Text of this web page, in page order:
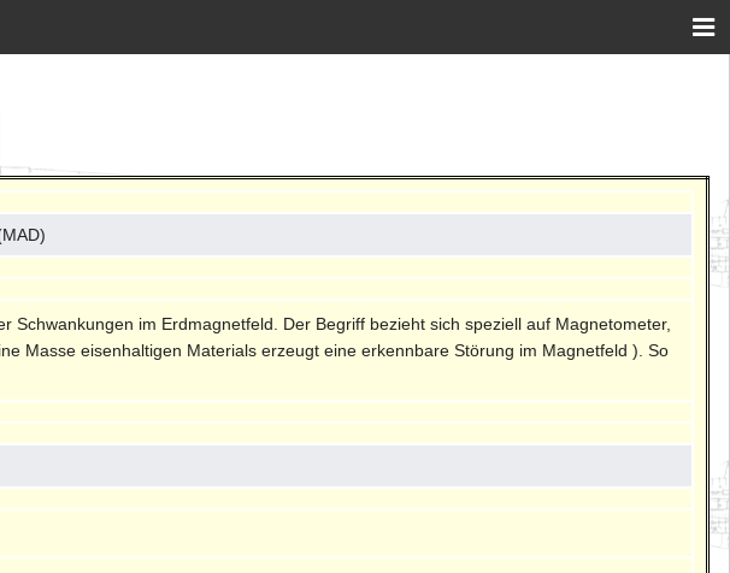
im Erdmagnetfeld. Der Begriff bezieht sich speziell auf Magnetometer,
Masse eisenhaltigen Materials erzeugt eine erkennbare Störung im Magnetfeld ). So